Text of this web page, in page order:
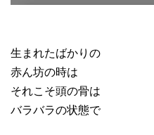
生まれたばかりの
赤ん坊の時は
それこそ頭の骨は
バラバラの状態で